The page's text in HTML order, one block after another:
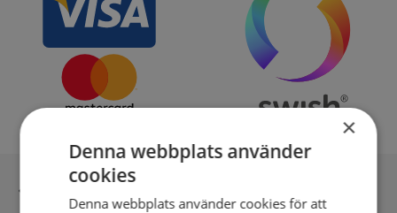
×
Denna webbplats använder
cookies
Denna webbplats använder cookies för att